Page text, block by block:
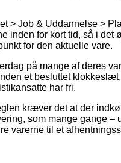
> Job & Uddannelse >
inden for kort tid, så i det
for den aktuelle vare.
på mange af deres
et besluttet
har fri.
kræver det at der
som mange gange –
varerne til et